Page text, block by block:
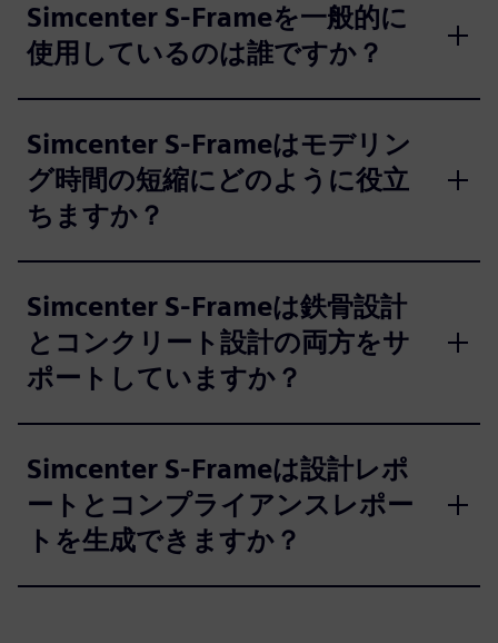
Simcenter S-Frameを一般的に
使用しているのは誰ですか？
Simcenter S-Frameはモデリン
グ時間の短縮にどのように役立
ちますか？
Simcenter S-Frameは鉄骨設計
とコンクリート設計の両方をサ
ポートしていますか？
Simcenter S-Frameは設計レポ
ートとコンプライアンスレポー
トを生成できますか？